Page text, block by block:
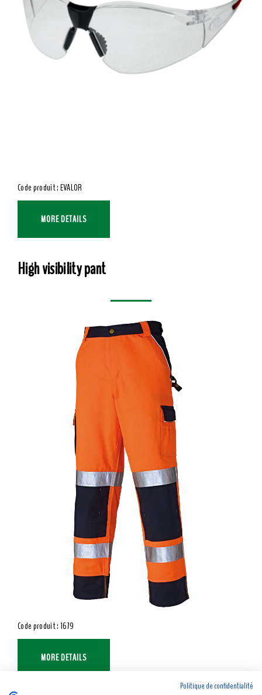
Code produit : EVALOR
MORE DETAILS
High visibility pant
Code produit : 1679
MORE DETAILS
Politique de confidentialité